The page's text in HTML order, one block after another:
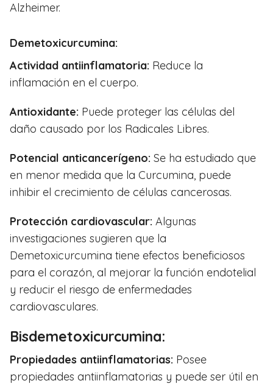
Alzheimer.
Demetoxicurcumina:
Actividad antiinflamatoria: Reduce la
inflamación en el cuerpo.
Antioxidante: Puede proteger las células del
daño causado por los Radicales Libres.
Potencial anticancerígeno: Se ha estudiado que
en menor medida que la Curcumina, puede
inhibir el crecimiento de células cancerosas.
Protección cardiovascular: Algunas
investigaciones sugieren que la
Demetoxicurcumina tiene efectos beneficiosos
para el corazón, al mejorar la función endotelial
y reducir el riesgo de enfermedades
cardiovasculares.
Bisdemetoxicurcumina:
Propiedades antiinflamatorias: Posee
propiedades antiinflamatorias y puede ser útil en